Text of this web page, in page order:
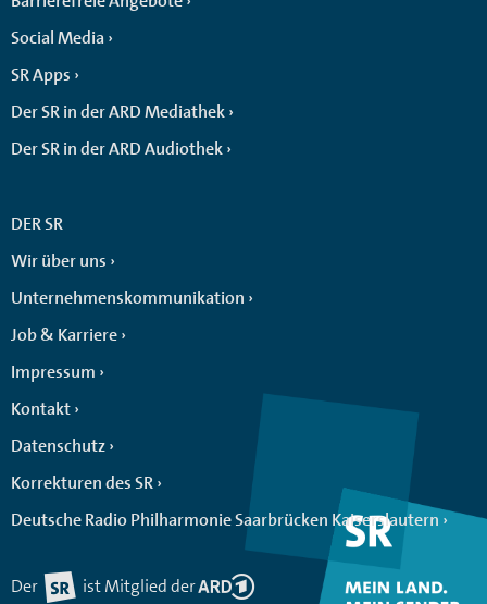
Social Media
SR Apps
Der SR in der ARD Mediathek
Der SR in der ARD Audiothek
DER SR
Wir über uns
Unternehmenskommunikation
Job & Karriere
Impressum
Kontakt
Datenschutz
Korrekturen des SR
Deutsche Radio Philharmonie Saarbrücken Kaiserslautern
Der ist Mitglied der